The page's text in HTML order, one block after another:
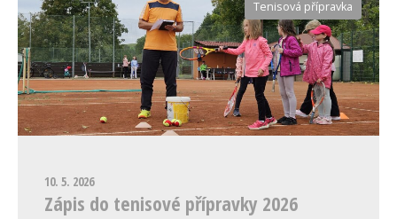
Tenisová přípravka
10. 5. 2026
Zápis do tenisové přípravky 2026